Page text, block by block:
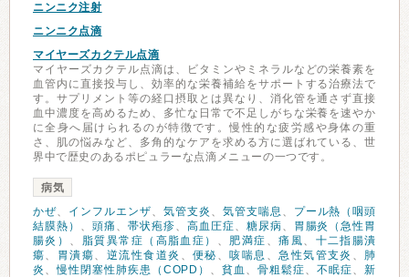
ニンニク注射
ニンニク点滴
マイヤーズカクテル点滴
マイヤーズカクテル点滴は、ビタミンやミネラルなどの栄養素を
血管内に直接投与し、効率的な栄養補給をサポートする治療法で
す。サプリメント等の経口摂取とは異なり、消化管を通さず直接
血中濃度を高めるため、多忙な日常で不足しがちな栄養を速やか
に全身へ届けられるのが特徴です。慢性的な疲労感や身体の重
さ、肌の悩みなど、多角的なケアを求める方に選ばれている、世
界中で歴史のあるポピュラーな点滴メニューの一つです。
病気
かぜ、 インフルエンザ、 気管支炎 、 気管支喘息 、
プール熱（咽頭
結膜熱） 、 頭痛 、 帯状疱疹、 高血圧症、 糖尿病、
胃腸炎（急性胃
腸炎） 、 脂質異常症（高脂血症） 、 肥満症 、痛風、 十二指腸潰
瘍、 胃潰瘍、 逆流性食道炎 、 便秘 、咳喘息 、急性気管支炎 、 肺
炎 、慢性閉塞性肺疾患（COPD） 、貧血 、骨粗鬆症、不眠症、新